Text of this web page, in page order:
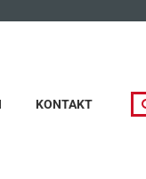
KONTAKT